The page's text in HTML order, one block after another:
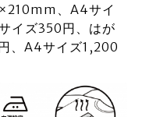
、A4サイ
イズ350円、はが
、A4サイズ1,200